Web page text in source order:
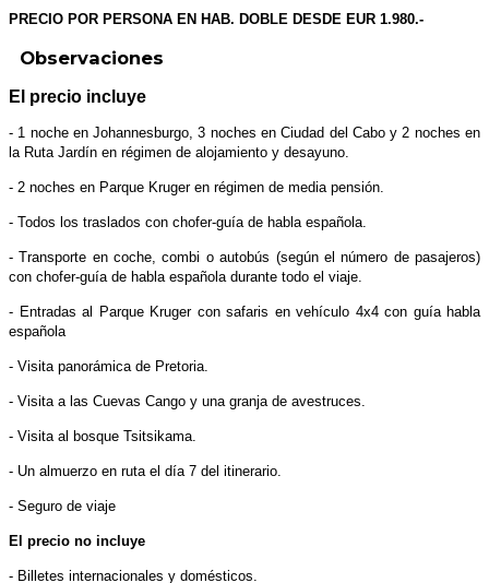
PRECIO POR PERSONA EN HAB. DOBLE DESDE EUR 1.980.-
Observaciones
El precio incluye
- 1 noche en Johannesburgo, 3 noches en Ciudad del Cabo y 2 noches en
la Ruta Jardín en régimen de alojamiento y desayuno.
- 2 noches en Parque Kruger en régimen de media pensión.
- Todos los traslados con chofer-guía de habla española.
- Transporte en coche, combi o autobús (según el número de pasajeros)
con chofer-guía de habla española durante todo el viaje.
- Entradas al Parque Kruger con safaris en vehículo 4x4 con guía habla
española
- Visita panorámica de Pretoria.
- Visita a las Cuevas Cango y una granja de avestruces.
- Visita al bosque Tsitsikama.
- Un almuerzo en ruta el día 7 del itinerario.
- Seguro de viaje
El precio no incluye
- Billetes internacionales y domésticos.